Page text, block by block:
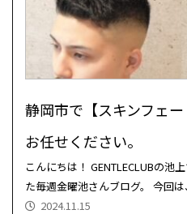
静岡市で【スキンフェ
お任せください。
こんにちは！ GENTLECLUBの池
た毎週金曜池さんブログ。 今回
2024.11.15